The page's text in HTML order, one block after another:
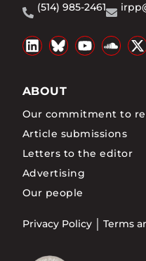
(514) 985-2461
ABOUT
Our commitment to
Article submissions
Letters to the editor
Advertising
Our people
Privacy Policy Terms